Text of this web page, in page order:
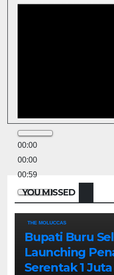
00:00
00:00
00:59
YOU MISSED
THE MOLUCCAS
Bupati Buru
Launching
Serentak 1